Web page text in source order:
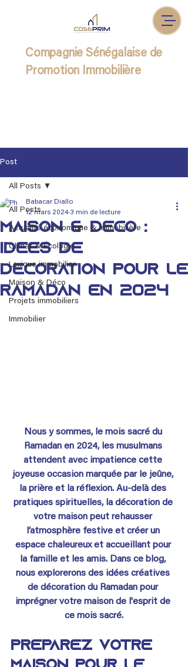
Compagnie Sénégalaise de
Promotion Immobilière
Post
All Posts
Actualité économique & immobilière
Climat & Écologie
Lexique immobilier
Maison & Déco
Projets immobiliers
Immobilier
All Posts
Maison & Déco :
Idées de
décoration pour le
Ramadan en 2024
Babacar Diallo
12 mars 2024 3 min de lecture
Nous y sommes, le mois sacré du
Ramadan en 2024, les musulmans
attendent avec impatience cette
joyeuse occasion marquée par le jeûne,
la prière et la réflexion. Au-delà des
pratiques spirituelles, la décoration de
votre maison peut rehausser
l’atmosphère festive et créer un
espace chaleureux et accueillant pour
la famille et les amis. Dans ce blog,
nous explorerons des idées créatives
de décoration du Ramadan pour
imprégner votre maison de l'esprit de
ce mois sacré.
Préparez votre